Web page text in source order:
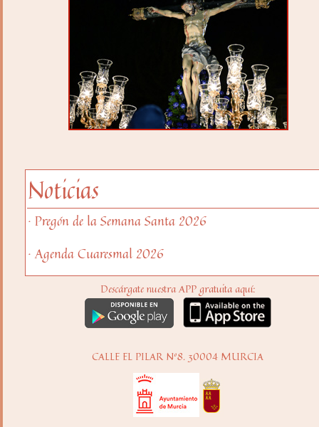
Noticias
· Pregón de la Semana Santa 2026
· Agenda Cuaresmal 2026
Descárgate nuestra APP gratuita aquí:
CALLE EL PILAR Nº8. 30004 MURCIA